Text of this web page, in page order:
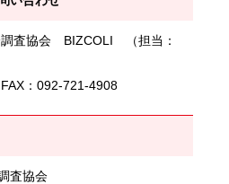
調査協会 BIZCOLI （担当：
：092-721-4908
査協会